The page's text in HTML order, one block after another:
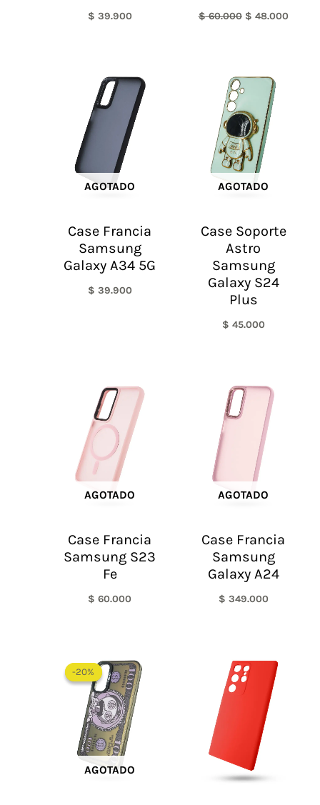
$ 39.900 $60.000 $ 48.000
AGOTADO
Case Francia
Samsung
Galaxy A34 5G
$ 39.900
AGOTADO
Case Soporte
Astro
Samsung
Galaxy S24
Plus
$ 45.000
AGOTADO
Case Francia
Samsung S23
Fe
$ 60.000
AGOTADO
Case Francia
Samsung
Galaxy A24
$ 349.000
-20%
AGOTADO
-20%
precio
original
era:
$ 60.000.